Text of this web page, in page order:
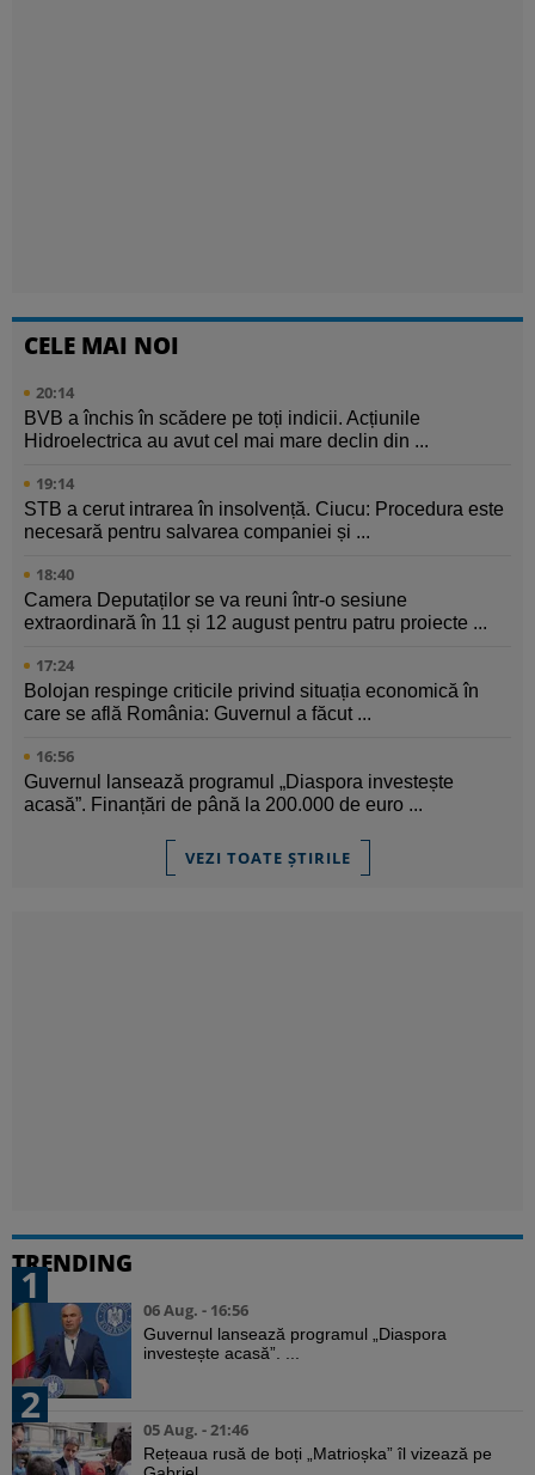
CELE MAI NOI
20:14
BVB a închis în scădere pe toți indicii. Acțiunile
Hidroelectrica au avut cel mai mare declin din ...
19:14
STB a cerut intrarea în insolvență. Ciucu: Procedura este
necesară pentru salvarea companiei și ...
18:40
Camera Deputaților se va reuni într-o sesiune
extraordinară în 11 și 12 august pentru patru proiecte ...
17:24
Bolojan respinge criticile privind situația economică în
care se află România: Guvernul a făcut ...
16:56
Guvernul lansează programul „Diaspora investește
acasă”. Finanțări de până la 200.000 de euro ...
VEZI TOATE ȘTIRILE
TRENDING
1
06 Aug. - 16:56
Guvernul lansează programul „Diaspora
investește acasă”. ...
2
05 Aug. - 21:46
Rețeaua rusă de boți „Matrioșka” îl vizează pe